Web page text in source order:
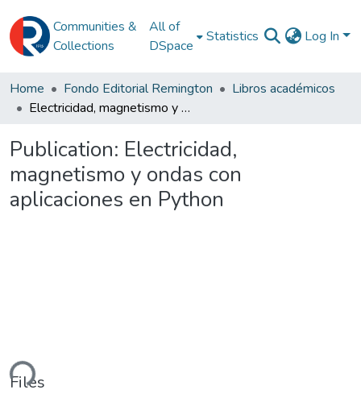
Communities &
Collections
All of
DSpace
Statistics Log In
Home Fondo Editorial Remington
Libros académicos
Electricidad, magnetismo y ondas con aplicaciones en Python
Publication: Electricidad,
magnetismo y ondas con
aplicaciones en Python
Files